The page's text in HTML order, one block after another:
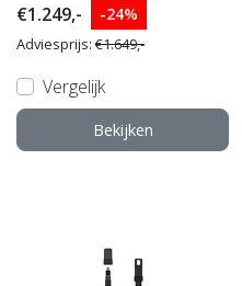
€1.249,-
-24%
Adviesprijs: €1.649,-
Vergelijk
Bekijken